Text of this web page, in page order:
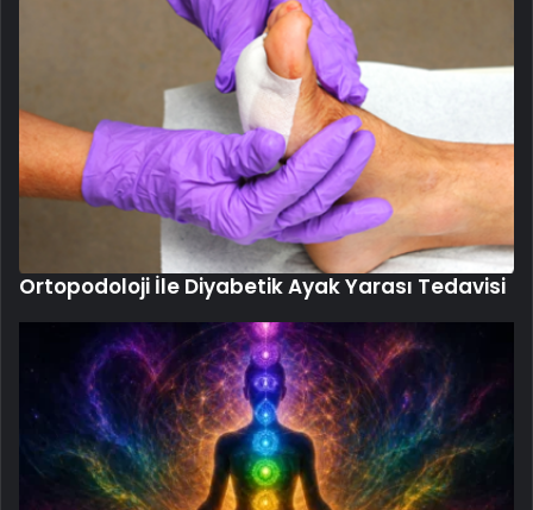
Ortopodoloji İle Diyabetik Ayak Yarası Tedavisi